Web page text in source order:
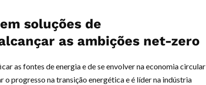
soluções de
as ambições net-zero
as fontes de energia e de se envolver na economia circular
o progresso na transição energética e é líder na indústria